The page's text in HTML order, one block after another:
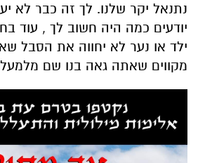
נתנאל יקר שלנו. לך זה כבר לא
יודעים כמה היה חשוב לך , עוד
ילד או נער לא יחווה את הסבל
מקווים שאתה גאה בנו שם